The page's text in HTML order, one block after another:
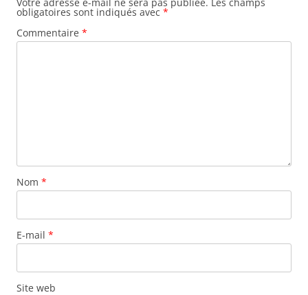
obligatoires sont indiqués avec *
Commentaire *
Nom *
E-mail *
Site web